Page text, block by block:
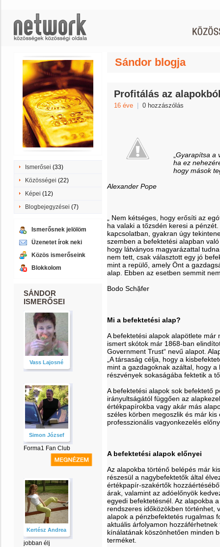
Ismerősei (33)
Közösségei (22)
Képei (12)
Blogbejegyzései (7)
Ismerősnek jelölöm
Üzenetet írok neki
Közös ismerőseink
Blokkolom
SÁNDOR
ISMERŐSEI
Vass Lajosné
Simon József
Forma1 Fan Club
Kertész Andrea
jobban élj
Sándor blogja
Profitálás az
16 éve 0 hozzászólás
Gyarapítsa a
ha ez
hogy mások
Alexander Pope
„ Nem kétséges, hogy erősíti az
ha valaki a tőzsdén keresi a
kapcsolatban, gyakran úgy
szemben a befektetési alapban
hogy látványos magyarázattal
nem tett, csak választott egy jó
mint a repülő, amely Önt a
alap. Ebben az esetben semmit
Bodo Schặfer
Mi a befektetési alap?
A befektetési alapok alapötlete már
ismert skótok már 1868-ban
Government Trust“ nevű alapot.
„A társaság célja, hogy a
mint a gazdagoknak azáltal, hogy
részvények sokaságába fektetik a
A befektetési alapok sok befektető
irányultságától függően az
értékpapírokba vagy akár más
széles körben megoszlik és már
professzionális vagyonkezelés
A befektetési alapok előnyei
Az alapokba történő belépés már
részesül a nagybefektetők által
értékpapír-szakértők
árak, valamint az adóelőnyök
egyedi befektetésnél. Az alapokba
rendszeres időközökben történhet,
alapok a pénzbefektetés rugalmas
aktuális árfolyamon
kínálatának köszönhetően minden
terméket.